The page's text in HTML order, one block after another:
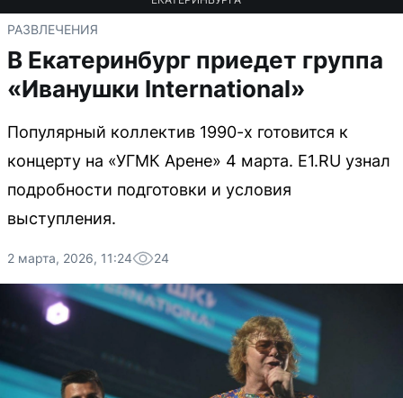
РАЗВЛЕЧЕНИЯ
В Екатеринбург приедет группа
«Иванушки International»
Популярный коллектив 1990-х готовится к
концерту на «УГМК Арене» 4 марта. E1.RU узнал
подробности подготовки и условия
выступления.
2 марта, 2026, 11:24 24